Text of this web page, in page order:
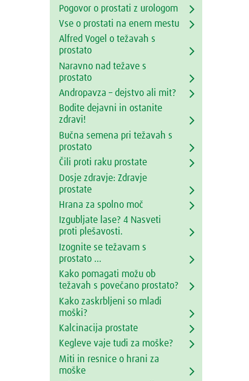
Pogovor o prostati z urologom
Vse o prostati na enem mestu
Alfred Vogel o težavah s
prostato
Naravno nad težave s
prostato
Andropavza – dejstvo ali mit?
Bodite dejavni in ostanite
zdravi!
Bučna semena pri težavah s
prostato
Čili proti raku prostate
Dosje zdravje: Zdravje
prostate
Hrana za spolno moč
Izgubljate lase? 4 Nasveti
proti plešavosti.
Izognite se težavam s
prostato ...
Kako pomagati možu ob
težavah s povečano prostato?
Kako zaskrbljeni so mladi
moški?
Kalcinacija prostate
Kegleve vaje tudi za moške?
Miti in resnice o hrani za
moške